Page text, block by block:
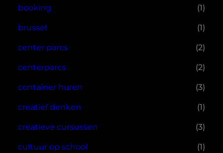
booking (1)
brussel (1)
center parcs (2)
centerparcs (2)
container huren (3)
creatief denken (1)
creatieve cursussen (3)
cultuur op school (1)